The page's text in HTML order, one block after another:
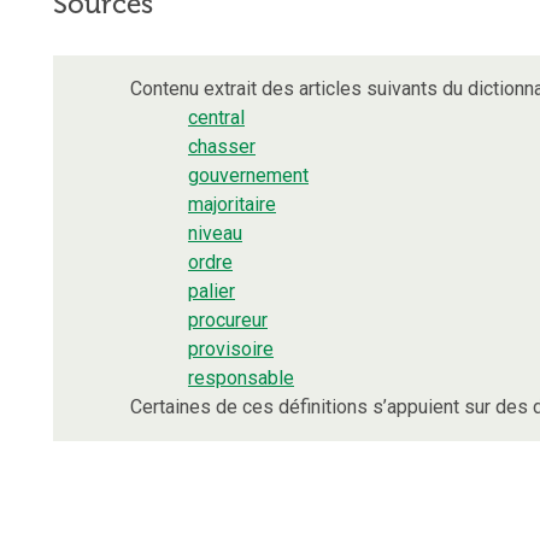
Contenu extrait des articles suivants du
central
chasser
gouvernement
majoritaire
niveau
ordre
palier
procureur
provisoire
responsable
Certaines de ces définitions s’appuient sur des